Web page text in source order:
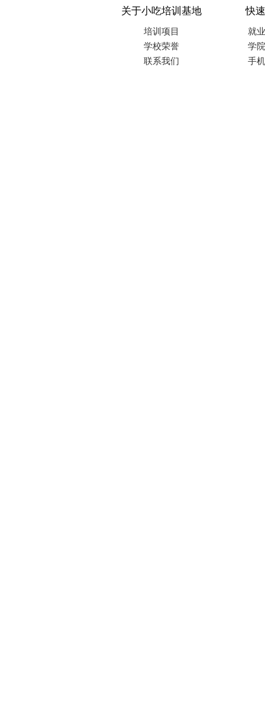
关于小吃培训基地
培训项目
学校荣誉
联系我们
快
就
学
手